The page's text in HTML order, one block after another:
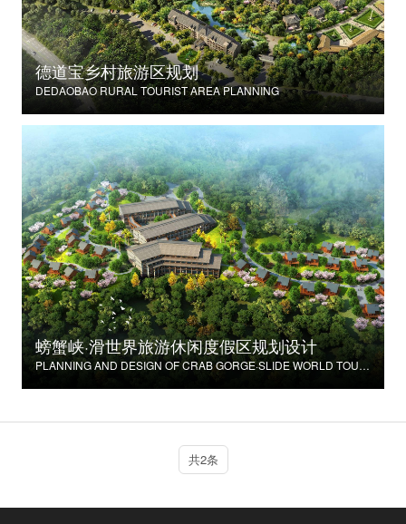
德道宝乡村旅游区规划
DEDAOBAO RURAL TOURIST AREA PLANNING
螃蟹峡·滑世界旅游休闲度假区规划设计
PLANNING AND DESIGN OF CRAB GORGE·SLIDE WORLD TOURISM AND LEISURE RESORT
共2条